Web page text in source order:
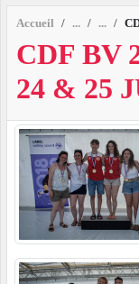
Accueil
CDF BV
24 & 25